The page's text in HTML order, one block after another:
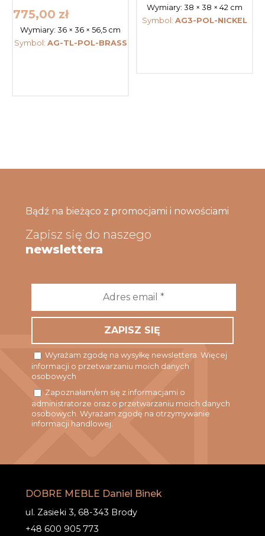
775,00 zł
Wymiary:36 × 36 × 56,5 cm
Symbol: AG-TL-POL-BRASS
Wymiary: 38 × 38 × 42 cm
Symbol: AG3-POL-NICKEL
Bądź na bieżąco z promocjami i nowościami
Zapisz się do naszego
newslettera
*
Wyrażam zgodę na wysyłkę newslettera. Więcej
informacji o przetwarzaniu moich danych
osobowych
Zapoznałam/em się z informacjami o
administratorze oraz o przetwarzaniu moich danych
osobowych. Wyrażam zgodę na otrzymywanie
informacji handlowej.
DOBRE MEBLE Daniel Binek
ul. Zasieki 3, 68-343 Brody
+48 600 905 773